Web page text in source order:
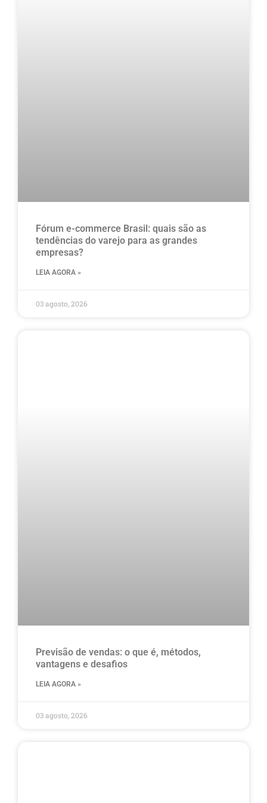
Fórum e-commerce Brasil: quais são as
tendências do varejo para as grandes
empresas?
LEIA AGORA »
03 agosto, 2026
Previsão de vendas: o que é, métodos,
vantagens e desafios
LEIA AGORA »
03 agosto, 2026